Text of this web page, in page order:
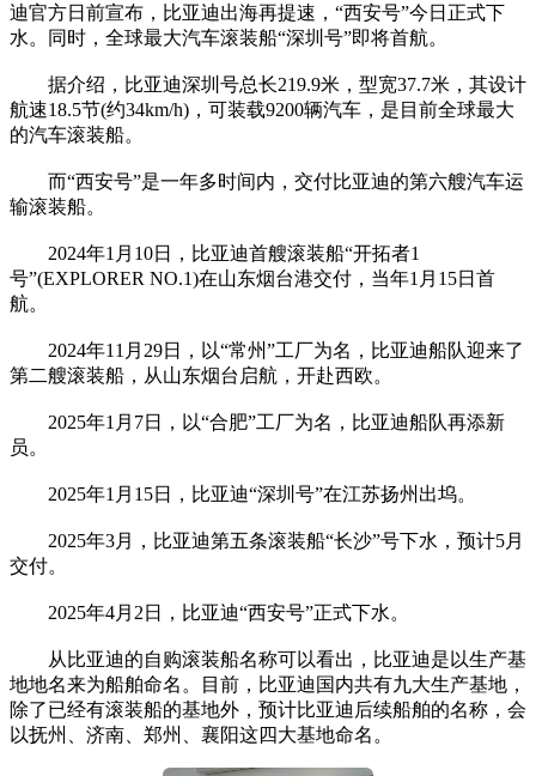
迪官方日前宣布，比亚迪出海再提速，“西安号”今日正式下
水。同时，全球最大汽车滚装船“深圳号”即将首航。
据介绍，比亚迪深圳号总长219.9米，型宽37.7米，其设计
航速18.5节(约34km/h)，可装载9200辆汽车，是目前全球最大
的汽车滚装船。
而“西安号”是一年多时间内，交付比亚迪的第六艘汽车运
输滚装船。
2024年1月10日，比亚迪首艘滚装船“开拓者1
号”(EXPLORER NO.1)在山东烟台港交付，当年1月15日首
航。
2024年11月29日，以“常州”工厂为名，比亚迪船队迎来了
第二艘滚装船，从山东烟台启航，开赴西欧。
2025年1月7日，以“合肥”工厂为名，比亚迪船队再添新
员。
2025年1月15日，比亚迪“深圳号”在江苏扬州出坞。
2025年3月，比亚迪第五条滚装船“长沙”号下水，预计5月
交付。
2025年4月2日，比亚迪“西安号”正式下水。
从比亚迪的自购滚装船名称可以看出，比亚迪是以生产基
地地名来为船舶命名。目前，比亚迪国内共有九大生产基地，
除了已经有滚装船的基地外，预计比亚迪后续船舶的名称，会
以抚州、济南、郑州、襄阳这四大基地命名。